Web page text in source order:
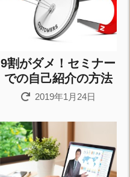
9割がダメ！セミナー
での自己紹介の方法
2019年1月24日